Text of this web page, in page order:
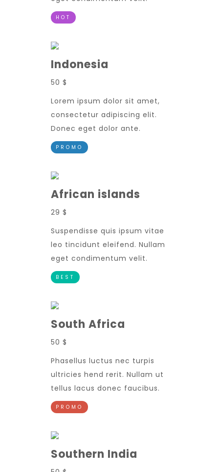
HOT
Indonesia
50 $
Lorem ipsum dolor sit amet,
consectetur adipiscing elit.
Donec eget dolor ante.
PROMO
African islands
29 $
Suspendisse quis ipsum vitae
leo tincidunt eleifend. Nullam
eget condimentum velit.
BEST
South Africa
50 $
Phasellus luctus nec turpis
ultricies hend rerit. Nullam ut
tellus lacus donec faucibus.
PROMO
Southern India